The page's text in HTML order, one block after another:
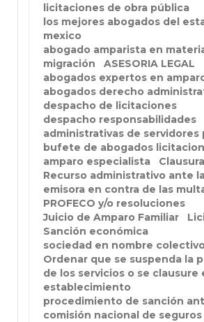
licitaciones de obra pública
los mejores abogados del
mexico
abogado amparista en
migración
ASESORIA LEGAL
abogados expertos en
abogados derecho
despacho de licitaciones
despacho responsabilidades
administrativas de servidores
bufete de abogados
amparo especialista
Recurso administrativo ante
emisora en contra de las
PROFECO y/o resoluciones
Juicio de Amparo Familiar
Sanción económica
sociedad en nombre colectivo
Ordenar que se suspenda la
de los servicios o se clausure
establecimiento
procedimiento de sanción
comisión nacional de